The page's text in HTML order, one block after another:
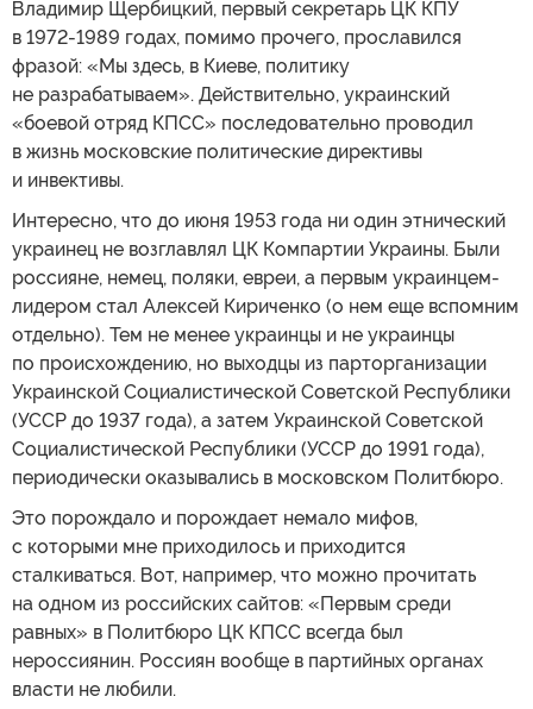
Владимир Щербицкий, первый секретарь ЦК КПУ
в 1972-1989 годах, помимо прочего, прославился
фразой: «Мы здесь, в Киеве, политику
не разрабатываем». Действительно, украинский
«боевой отряд КПСС» последовательно проводил
в жизнь московские политические директивы
и инвективы.
Интересно, что до июня 1953 года ни один этнический
украинец не возглавлял ЦК Компартии Украины. Были
россияне, немец, поляки, евреи, а первым украинцем-
лидером стал Алексей Кириченко (о нем еще вспомним
отдельно). Тем не менее украинцы и не украинцы
по происхождению, но выходцы из парторганизации
Украинской Социалистической Советской Республики
(УССР до 1937 года), а затем Украинской Советской
Социалистической Республики (УССР до 1991 года),
периодически оказывались в московском Политбюро.
Это порождало и порождает немало мифов,
с которыми мне приходилось и приходится
сталкиваться. Вот, например, что можно прочитать
на одном из российских сайтов: «Первым среди
равных» в Политбюро ЦК КПСС всегда был
нероссиянин. Россиян вообще в партийных органах
власти не любили.